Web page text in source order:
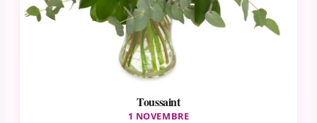
Toussaint
1 NOVEMBRE